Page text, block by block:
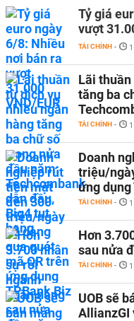
Tỷ giá
vượt
TÀI CHÍNH -
Lãi
tăng ba
TÀI CHÍNH -
Doanh
triệu/
ứng dụng
TÀI CHÍNH -
Hơn
sau nửa
TÀI CHÍNH -
UOB sẽ
AllianzGI